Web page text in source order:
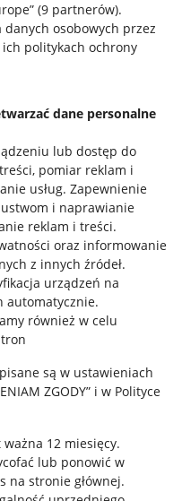
(9 partnerów).
osobowych przez
politykach ochrony
dane personalne
lub dostęp do
pomiar reklam i
usług. Zapewnienie
i naprawianie
reklam i treści.
oraz informowanie
z innych źródeł.
urządzeń na
automatycznie.
również w celu
są w ustawieniach
ZGODY” i w Polityce
12 miesięcy.
lub ponowić w
na stronie głównej.